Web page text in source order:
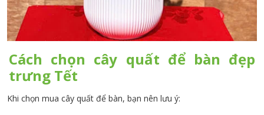
Cách chọn cây quất để bàn đẹp
trưng Tết
Khi chọn mua cây quất để bàn, bạn nên lưu ý: